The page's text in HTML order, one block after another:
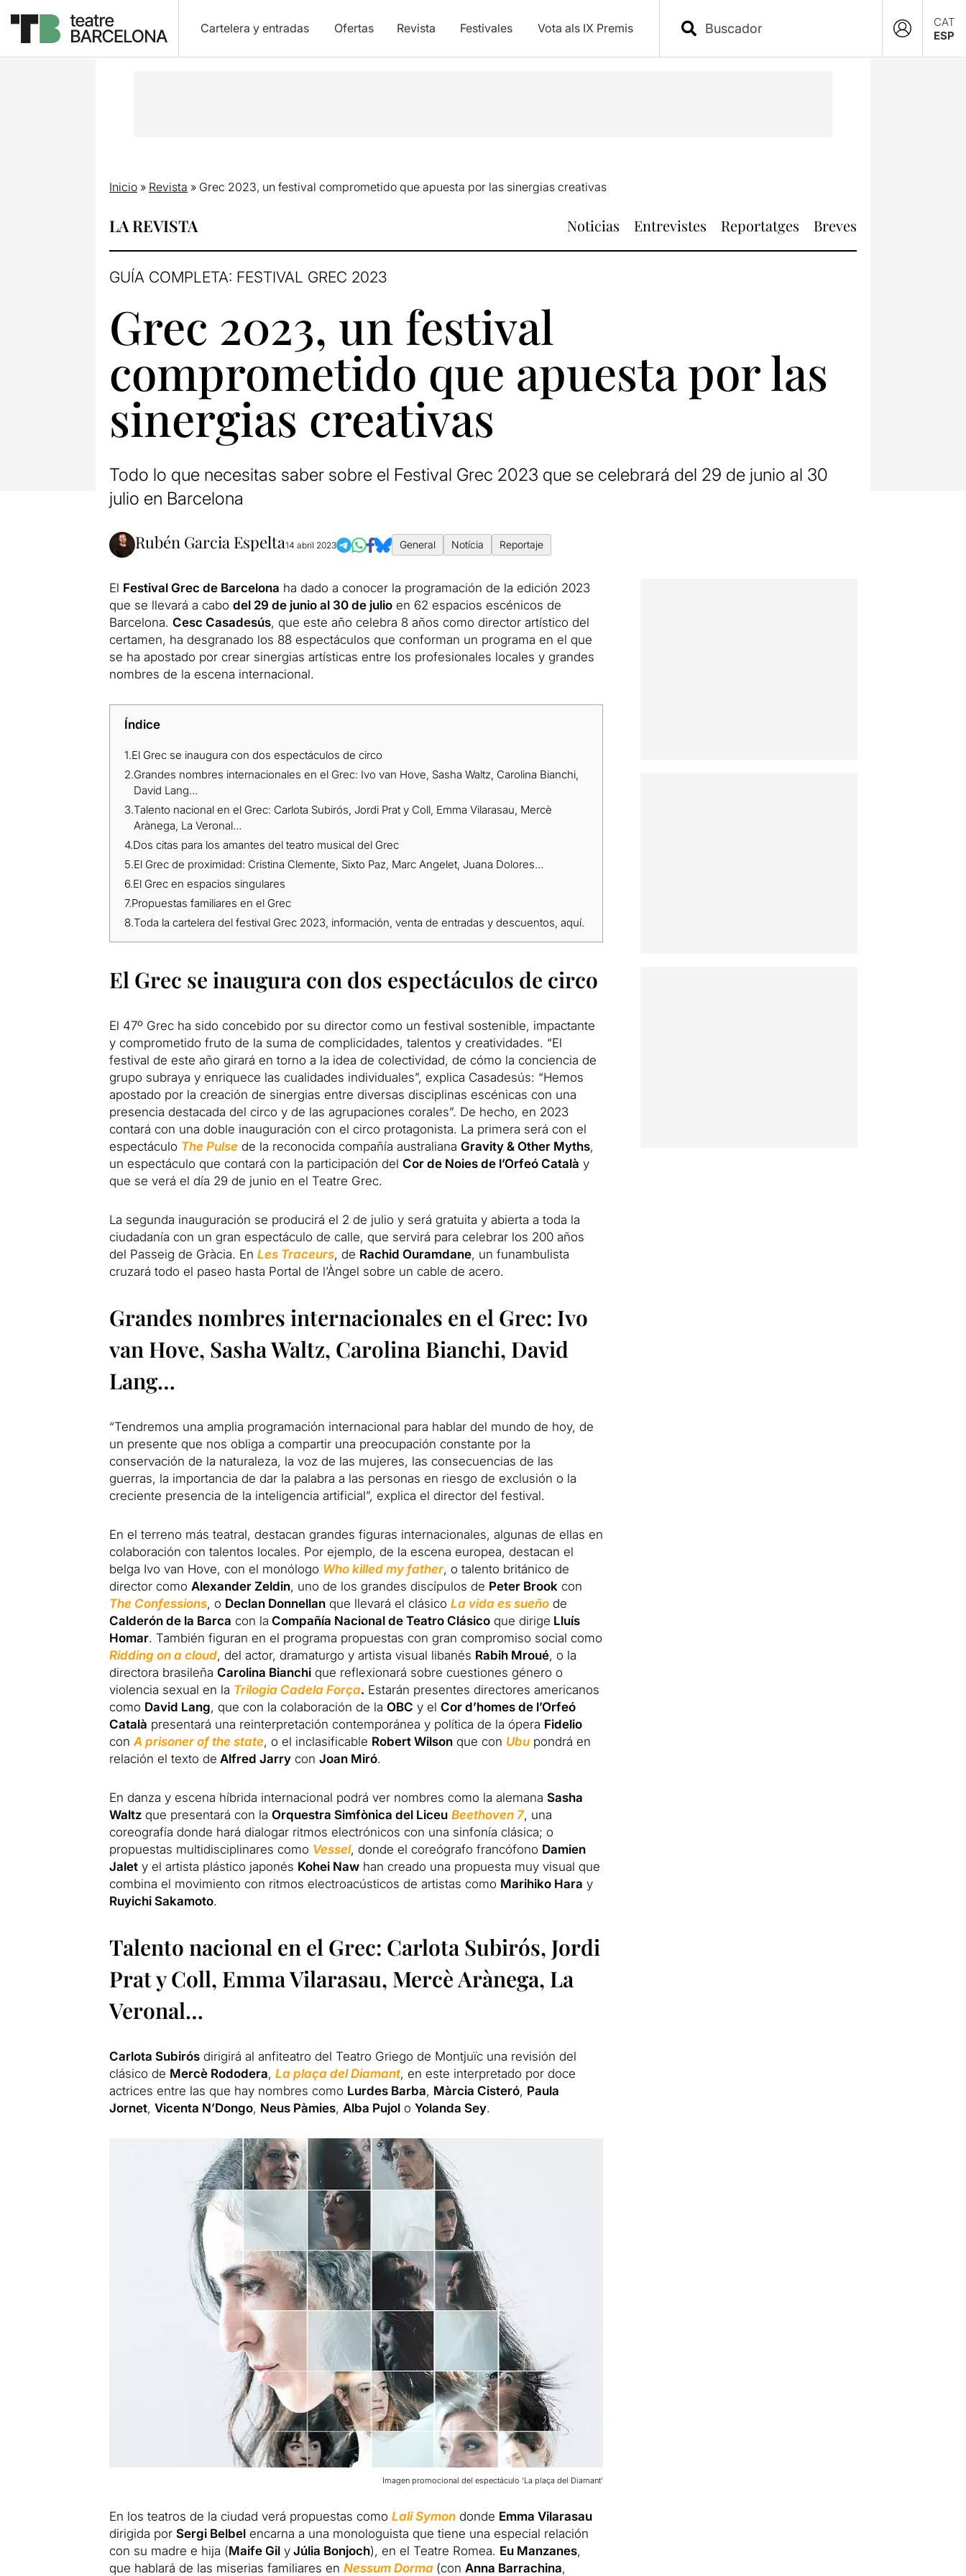
Cartelera y entradas Ofertas Revista Festivales Vota als IX Premis
CAT
ESP
Inicio» Revista » Grec 2023, un festival comprometido que apuesta por las sinergias creativas
LA REVISTA Noticias Entrevistes Reportatges Breves
GUÍA COMPLETA: FESTIVAL GREC 2023
Grec 2023, un festival
comprometido que apuesta por las
sinergias creativas
Todo lo que necesitas saber sobre el Festival Grec 2023 que se celebrará del 29 de junio al 30
julio en Barcelona
Rubén Garcia Espelta14 abril 2023 General Notícia Reportaje
El Festival Grec de Barcelona ha dado a conocer la programación de la edición 2023
que se llevará a cabo del 29 de junio al 30 de julioen 62 espacios escénicos de
Barcelona. Cesc Casadesús, que este año celebra 8 años como director artístico del
certamen, ha desgranado los 88 espectáculos que conforman un programa en el que
se ha apostado por crear sinergias artísticas entre los profesionales locales y grandes
nombres de la escena internacional.
Índice
1.El Grec se inaugura con dos espectáculos de circo
2.Grandes nombres internacionales en el Grec: Ivo van Hove, Sasha Waltz, Carolina Bianchi,
David Lang…
3.Talento nacional en el Grec: Carlota Subirós, Jordi Prat y Coll, Emma Vilarasau, Mercè
Arànega, La Veronal…
4.Dos citas para los amantes del teatro musical del Grec
5.El Grec de proximidad: Cristina Clemente, Sixto Paz, Marc Angelet, Juana Dolores…
6.El Grec en espacios singulares
7.Propuestas familiares en el Grec
8.Toda la cartelera del festival Grec 2023, información, venta de entradas y descuentos, aquí.
El Grec se inaugura con dos espectáculos de circo
El 47º Grec ha sido concebido por su director como un festival sostenible, impactante
y comprometido fruto de la suma de complicidades, talentos y creatividades. “El
festival de este año girará en torno a la idea de colectividad, de cómo la conciencia de
grupo subraya y enriquece las cualidades individuales”, explica Casadesús: “Hemos
apostado por la creación de sinergias entre diversas disciplinas escénicas con una
presencia destacada del circo y de las agrupaciones corales”. De hecho, en 2023
contará con una doble inauguración con el circo protagonista. La primera será con el
espectáculo The Pulse de la reconocida compañía australiana Gravity & Other Myths,
un espectáculo que contará con la participación del Cor de Noies de l’Orfeó Català y
que se verá el día 29 de junio en el Teatre Grec.
La segunda inauguración se producirá el 2 de julio y será gratuita y abierta a toda la
ciudadanía con un gran espectáculo de calle, que servirá para celebrar los 200 años
del Passeig de Gràcia. En Les Traceurs, de Rachid Ouramdane, un funambulista
cruzará todo el paseo hasta Portal de l’Àngel sobre un cable de acero.
Grandes nombres internacionales en el Grec: Ivo
van Hove, Sasha Waltz, Carolina Bianchi, David
Lang…
“Tendremos una amplia programación internacional para hablar del mundo de hoy, de
un presente que nos obliga a compartir una preocupación constante por la
conservación de la naturaleza, la voz de las mujeres, las consecuencias de las
guerras, la importancia de dar la palabra a las personas en riesgo de exclusión o la
creciente presencia de la inteligencia artificial”, explica el director del festival.
En el terreno más teatral, destacan grandes figuras internacionales, algunas de ellas en
colaboración con talentos locales. Por ejemplo, de la escena europea, destacan el
belga Ivo van Hove, con el monólogo Who killed my father, o talento británico de
director como Alexander Zeldin, uno de los grandes discípulos de Peter Brookcon
The Confessions, o Declan Donnellanque llevará el clásico La vida es sueñode
Calderón de la Barca con la Compañía Nacional de Teatro Clásicoque dirige Lluís
Homar. También figuran en el programa propuestas con gran compromiso social como
Ridding on a cloud, del actor, dramaturgo y artista visual libanés Rabih Mroué, o la
directora brasileña Carolina Bianchique reflexionará sobre cuestiones género o
violencia sexual en la Trilogia Cadela Força. Estarán presentes directores americanos
como David Lang, que con la colaboración de la OBC y el Cor d’homes de l’Orfeó
Català presentará una reinterpretación contemporánea y política de la ópera Fidelio
conA prisoner of the state, o el inclasificable Robert Wilsonque con Ubupondrá en
relación el texto de Alfred Jarrycon Joan Miró.
En danza y escena híbrida internacional podrá ver nombres como la alemana Sasha
Waltzque presentará con la Orquestra Simfònica del Liceu Beethoven 7, una
coreografía donde hará dialogar ritmos electrónicos con una sinfonía clásica; o
propuestas multidisciplinares como Vessel, donde el coreógrafo francófono Damien
Jalety el artista plástico japonés Kohei Nawhan creado una propuesta muy visual que
combina el movimiento con ritmos electroacústicos de artistas como Marihiko Hara y
Ruyichi Sakamoto.
Talento nacional en el Grec: Carlota Subirós, Jordi
Prat y Coll, Emma Vilarasau, Mercè Arànega, La
Veronal…
Carlota Subirósdirigirá al anfiteatro del Teatro Griego de Montjuïc una revisión del
clásico de Mercè Rododera, La plaça del Diamant, en este interpretado por doce
actrices entre las que hay nombres como Lurdes Barba, Màrcia Cisteró, Paula
Jornet, Vicenta N’Dongo, Neus Pàmies, Alba Pujolo Yolanda Sey.
Imagen promocional del espectáculo ‘La plaça del Diamant’
En los teatros de la ciudad verá propuestas como Lali Symondonde Emma Vilarasau
dirigida por Sergi Belbelencarna a una monologuista que tiene una especial relación
con su madre e hija (Maife GilyJúlia Bonjoch), en el Teatre Romea. Eu Manzanes,
que hablará de las miserias familiares en Nessum Dorma (con Anna Barrachina,